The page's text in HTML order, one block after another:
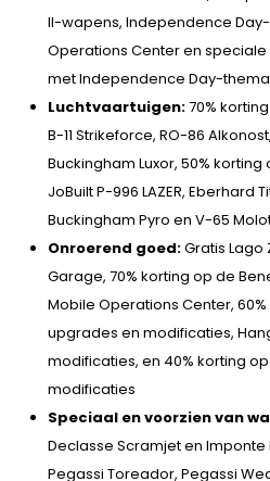
II-wapens, Independence
Operations Center en
met Independence Day-thema
Luchtvaartuigen:70%
B-11 Strikeforce, RO-86
Buckingham Luxor, 50% korting
JoBuilt P-996 LAZER, Eberhard
Buckingham Pyro en V-65
Onroerend goed:Gratis Lago
Garage, 70% korting op de
Mobile Operations Center,
upgrades en modificaties,
modificaties, en 40% korting
modificaties
Speciaal en voorzien van
Declasse Scramjet en Imponte
Pegassi Toreador, Pegassi